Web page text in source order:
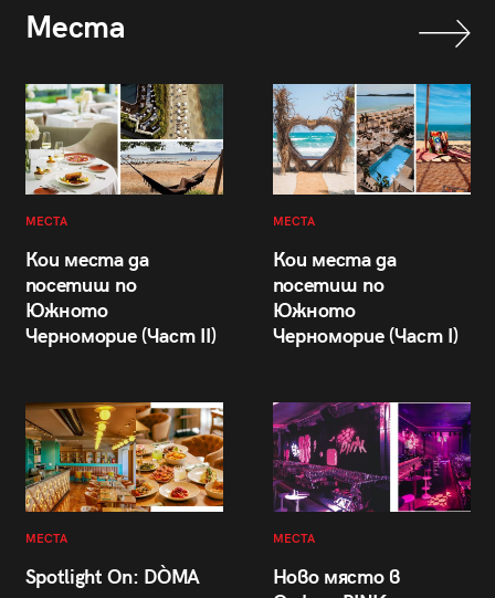
Места
МЕСТА
Кои места да
посетиш по
Южното
Черноморие (Част II)
МЕСТА
Кои места да
посетиш по
Южното
Черноморие (Част I)
МЕСТА
Spotlight On: DÒMA
МЕСТА
Ново място в